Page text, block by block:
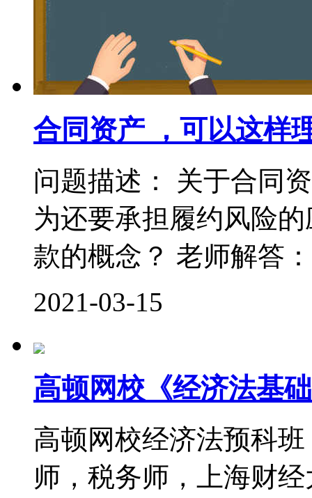
合同资产 ，可以这样
问题描述： 关于合同
为还要承担履约风险
款的概念？ 老师解答
2021-03-15
高顿网校《经济法基
高顿网校经济法预科
师，税务师，上海财